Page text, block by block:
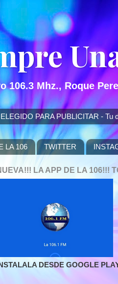
106.3 Mhz., Roque
PARA PUBLICITAR - Tu
LA 106 TWITTER
LA APP DE LA 106!!!
DESDE GOOGLE